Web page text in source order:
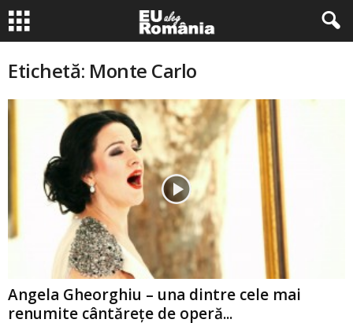
Etichetă: Monte Carlo
Angela Gheorghiu – una dintre cele mai
renumite cântărețe de operă...